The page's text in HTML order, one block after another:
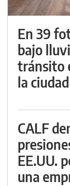
En 39
bajo
tránsito
la ciudad
CALF
EE.UU.
una